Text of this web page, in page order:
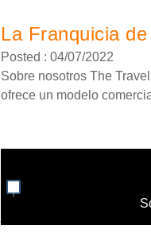
La Franquicia
Posted : 04/07/2022
Sobre nosotros The
ofrece un modelo